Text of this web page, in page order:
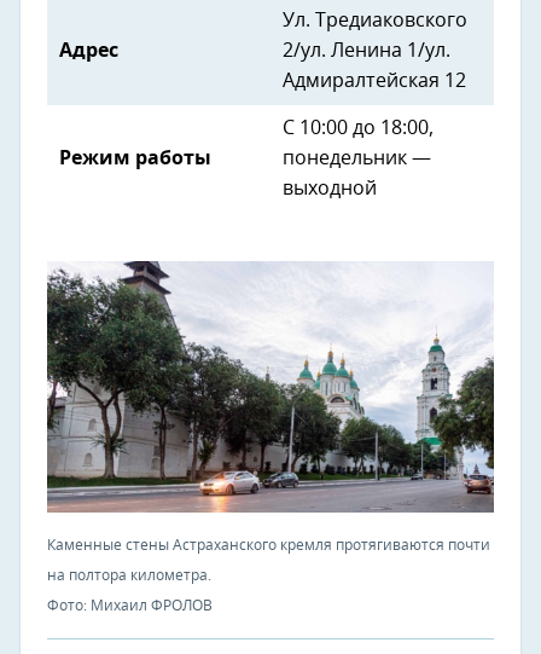
Адрес
Ул. Тредиаковского
2/ул. Ленина 1/ул.
Адмиралтейская 12
Режим работы
С 10:00 до 18:00,
понедельник —
выходной
Каменные стены Астраханского кремля протягиваются почти
на полтора километра.
Фото: Михаил ФРОЛОВ